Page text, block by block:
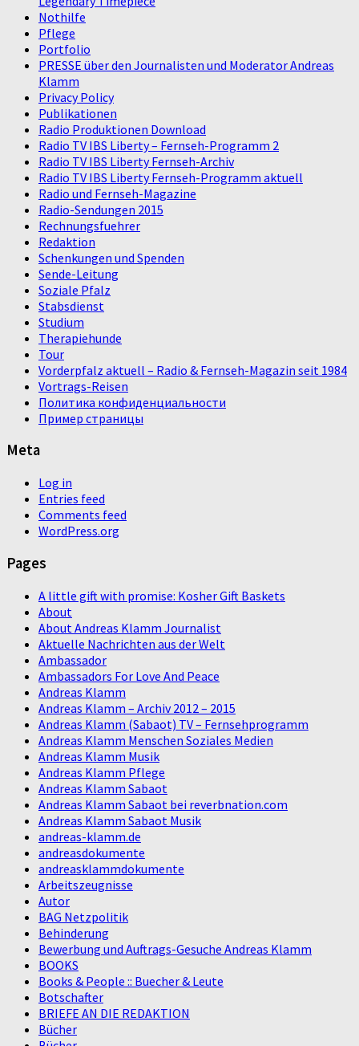
Nothilfe
Pflege
Portfolio
PRESSE über den Journalisten und Moderator Andreas
Klamm
Privacy Policy
Publikationen
Radio Produktionen Download
Radio TV IBS Liberty – Fernseh-Programm 2
Radio TV IBS Liberty Fernseh-Archiv
Radio TV IBS Liberty Fernseh-Programm aktuell
Radio und Fernseh-Magazine
Radio-Sendungen 2015
Rechnungsfuehrer
Redaktion
Schenkungen und Spenden
Sende-Leitung
Soziale Pfalz
Stabsdienst
Studium
Therapiehunde
Tour
Vorderpfalz aktuell – Radio & Fernseh-Magazin seit 1984
Vortrags-Reisen
Политика конфиденциальности
Пример страницы
Meta
Log in
Entries feed
Comments feed
WordPress.org
Pages
A little gift with promise: Kosher Gift Baskets
About
About Andreas Klamm Journalist
Aktuelle Nachrichten aus der Welt
Ambassador
Ambassadors For Love And Peace
Andreas Klamm
Andreas Klamm – Archiv 2012 – 2015
Andreas Klamm (Sabaot) TV – Fernsehprogramm
Andreas Klamm Menschen Soziales Medien
Andreas Klamm Musik
Andreas Klamm Pflege
Andreas Klamm Sabaot
Andreas Klamm Sabaot bei reverbnation.com
Andreas Klamm Sabaot Musik
andreas-klamm.de
andreasdokumente
andreasklammdokumente
Arbeitszeugnisse
Autor
BAG Netzpolitik
Behinderung
Bewerbung und Auftrags-Gesuche Andreas Klamm
BOOKS
Books & People :: Buecher & Leute
Botschafter
BRIEFE AN DIE REDAKTION
Bücher